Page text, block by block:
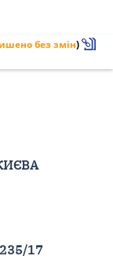
без змін)
17